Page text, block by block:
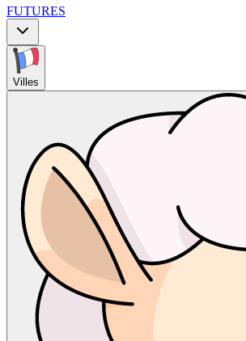
FUTURES
Villes